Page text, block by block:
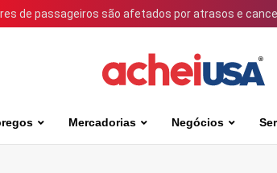
de passageiros são afetados por atrasos e
Mercadorias Negócios